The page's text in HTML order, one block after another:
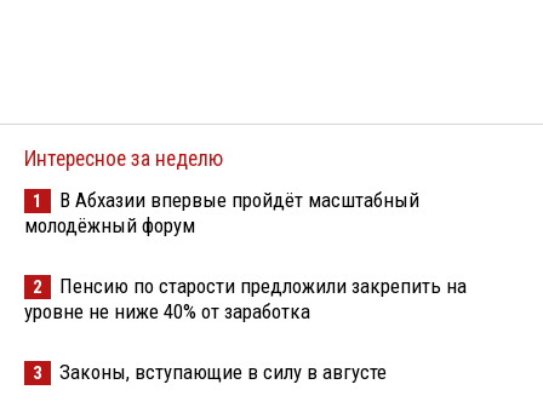
Интересное за неделю
1
В Абхазии впервые пройдёт масштабный
молодёжный форум
2
Пенсию по старости предложили закрепить на
уровне не ниже 40% от заработка
3 Законы, вступающие в силу в августе